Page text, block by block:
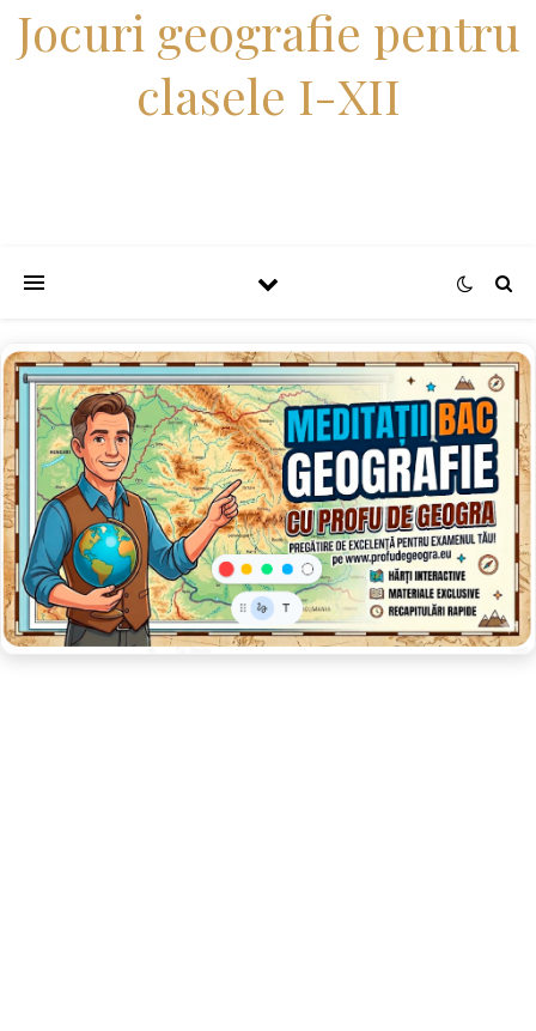
Jocuri geografie pentru
clasele I-XII